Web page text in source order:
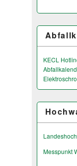
KECL
Messpunkt